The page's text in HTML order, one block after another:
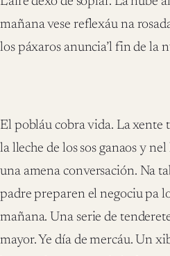
mañana vese reflexáu na
los páxaros anuncia’l fin de la
El pobláu cobra vida. La xente
la lleche de los sos ganaos y
una amena conversación. Na
padre preparen el negociu pa
mañana. Una serie de
mayor. Ye día de mercáu. Un